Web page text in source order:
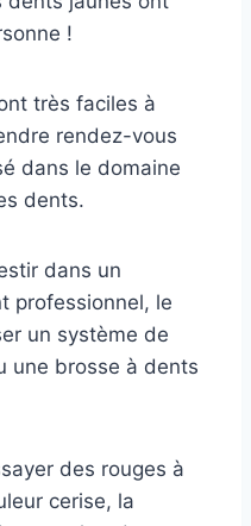
!
très faciles à
rendez-vous
dans le domaine
dents.
dans un
professionnel, le
un système de
une brosse à dents
des rouges à
cerise, la